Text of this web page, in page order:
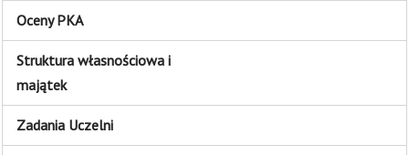
Oceny PKA
Struktura własnościowa i
majątek
Zadania Uczelni